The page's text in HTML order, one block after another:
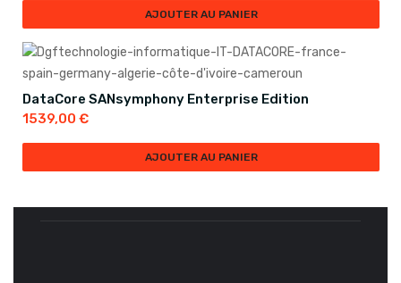
AJOUTER AU PANIER
DataCore SANsymphony Enterprise Edition
1539,00 €
AJOUTER AU PANIER